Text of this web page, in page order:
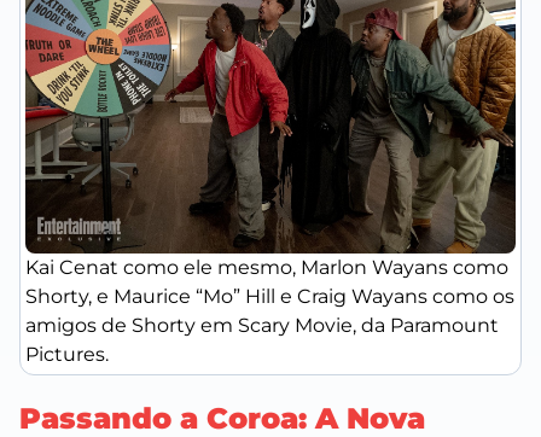
Kai Cenat como ele mesmo, Marlon Wayans como
Shorty, e Maurice “Mo” Hill e Craig Wayans como os
amigos de Shorty em Scary Movie, da Paramount
Pictures.
Passando a Coroa: A Nova